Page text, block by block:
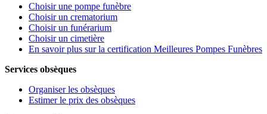
Choisir une pompe funèbre
Choisir un crematorium
Choisir un funérarium
Choisir un cimetière
En savoir plus sur la certification Meilleures Pompes Funèbres
Services obsèques
Organiser les obsèques
Estimer le prix des obsèques